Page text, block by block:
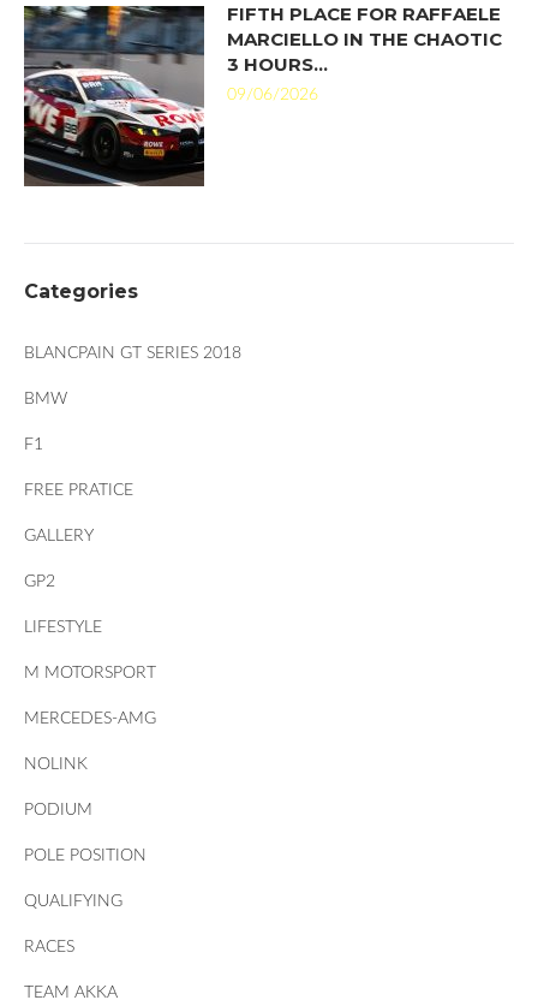
FIFTH PLACE FOR RAFFAELE
MARCIELLO IN THE CHAOTIC
3 HOURS…
09/06/2026
Categories
BLANCPAIN GT SERIES 2018
BMW
F1
FREE PRATICE
GALLERY
GP2
LIFESTYLE
M MOTORSPORT
MERCEDES-AMG
NOLINK
PODIUM
POLE POSITION
QUALIFYING
RACES
TEAM AKKA